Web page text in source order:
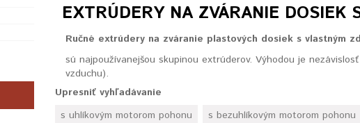
EXTRÚDERY NA ZVÁRANIE DOSIEK
Ručné extrúdery na zváranie plastových dosiek s vlastným
sú najpoužívanejšou skupinou extrúderov. Výhodou je
vzduchu).
Upresniť vyhľadávanie
s uhlíkovým motorom pohonu
s bezuhlíkovým motorom pohonu